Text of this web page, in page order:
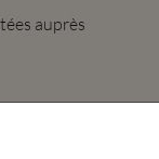
auprès